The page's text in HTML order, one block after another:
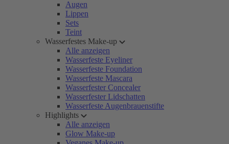
Augen
Lippen
Sets
Teint
Wasserfestes Make-up
Alle anzeigen
Wasserfeste Eyeliner
Wasserfeste Foundation
Wasserfeste Mascara
Wasserfester Concealer
Wasserfester Lidschatten
Wasserfeste Augenbrauenstifte
Highlights
Alle anzeigen
Glow Make-up